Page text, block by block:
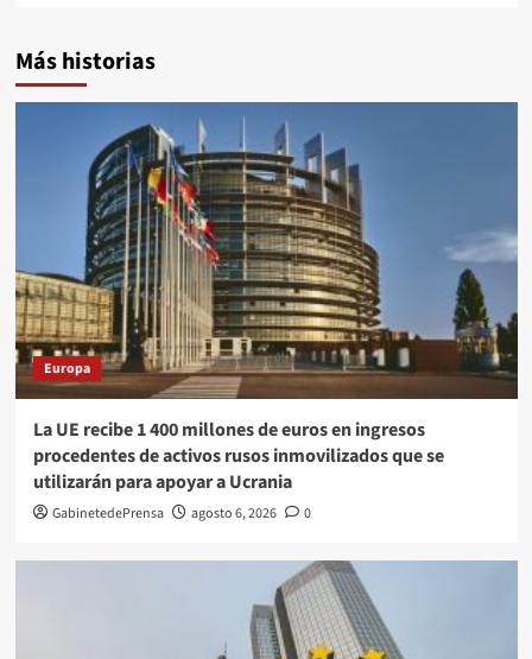
Más historias
Europa
La UE recibe 1 400 millones de euros en ingresos
procedentes de activos rusos inmovilizados que se
utilizarán para apoyar a Ucrania
GabinetedePrensa agosto 6, 2026 0